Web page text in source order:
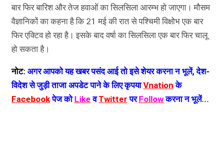
बार फिर बारिश और तेज हवाओं का सिलसिला आरम्भ हो जाएगा। मौसम
वैज्ञानिकों का कहना है कि 21 मई की रात से पश्चिमी विक्षोभ एक बार
फिर एक्टिव हो रहा है। इसके बाद वर्षा का सिलसिला एक बार फिर चालू
हो सकता है।
नोट: अगर आपको यह खबर पसंद आई तो इसे शेयर करना न भूलें, देश-
विदेश से जुड़ी ताजा अपडेट पाने के लिए कृपयाVnation के
Facebookपेज को Like वTwitter परFollowकरना न भूलें...